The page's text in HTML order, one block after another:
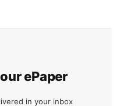
ePaper
in your inbox